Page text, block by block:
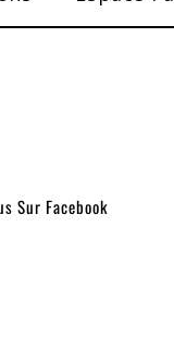
Sur Facebook